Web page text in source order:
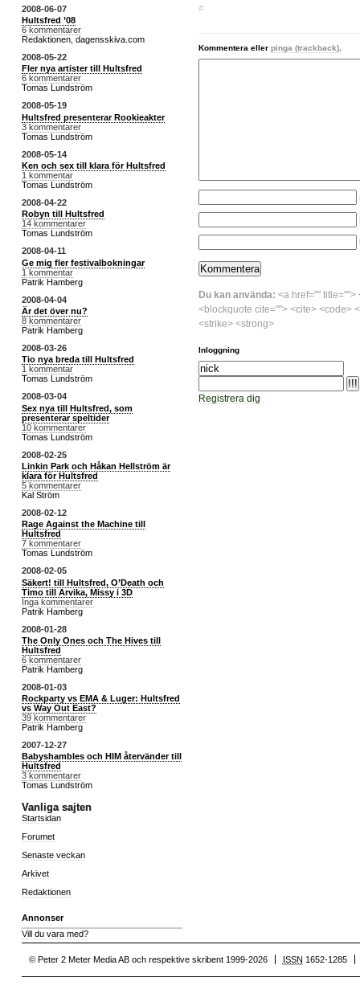
2008-06-07
Hultsfred ’08
6 kommentarer
Redaktionen, dagensskiva.com
2008-05-22
Fler nya artister till Hultsfred
6 kommentarer
Tomas Lundström
2008-05-19
Hultsfred presenterar Rookieakter
3 kommentarer
Tomas Lundström
2008-05-14
Ken och sex till klara för Hultsfred
1 kommentar
Tomas Lundström
2008-04-22
Robyn till Hultsfred
14 kommentarer
Tomas Lundström
2008-04-11
Ge mig fler festivalbokningar
1 kommentar
Patrik Hamberg
2008-04-04
Är det över nu?
8 kommentarer
Patrik Hamberg
2008-03-26
Tio nya breda till Hultsfred
1 kommentar
Tomas Lundström
2008-03-04
Sex nya till Hultsfred, som
presenterar speltider
10 kommentarer
Tomas Lundström
2008-02-25
Linkin Park och Håkan Hellström är
klara för Hultsfred
5 kommentarer
Kal Ström
2008-02-12
Rage Against the Machine till
Hultsfred
7 kommentarer
Tomas Lundström
2008-02-05
Säkert! till Hultsfred, O’Death och
Timo till Arvika, Missy i 3D
Inga kommentarer
Patrik Hamberg
2008-01-28
The Only Ones och The Hives till
Hultsfred
6 kommentarer
Patrik Hamberg
2008-01-03
Rockparty vs EMA & Luger: Hultsfred
vs Way Out East?
39 kommentarer
Patrik Hamberg
2007-12-27
Babyshambles och HIM återvänder till
Hultsfred
3 kommentarer
Tomas Lundström
Vanliga sajten
Startsidan
Forumet
Senaste veckan
Arkivet
Redaktionen
Annonser
Vill du vara med?
#
Kommentera eller pinga (trackback)
Du kan använda: <a href="" title="">
<blockquote cite=""> <cite> <code>
<strike> <strong>
Inloggning
Registrera dig
© Peter 2 Meter Media AB och respektive skribent 1999-2026 ISSN 1652-1285